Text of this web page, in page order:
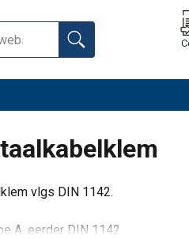
Verder
vlgs DIN 1142.
A, eerder DIN 1142